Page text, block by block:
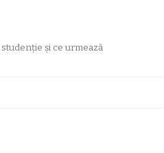
și ce urmează